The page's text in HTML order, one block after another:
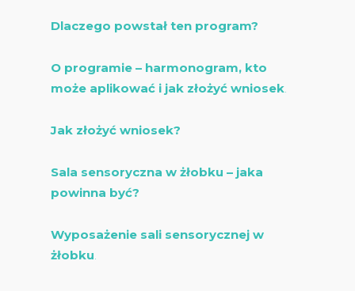
Dlaczego powstał ten program?
O programie – harmonogram, kto
może aplikować i jak złożyć wniosek.
Jak złożyć wniosek?
Sala sensoryczna w żłobku – jaka
powinna być?
Wyposażenie sali sensorycznej w
żłobku.